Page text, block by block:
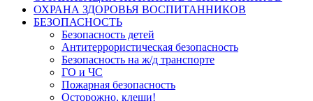
ОХРАНА ЗДОРОВЬЯ ВОСПИТАННИКОВ
БЕЗОПАСНОСТЬ
Безопасность детей
Антитеррористическая безопасность
Безопасность на ж/д транспорте
ГО и ЧС
Пожарная безопасность
Осторожно, клещи!